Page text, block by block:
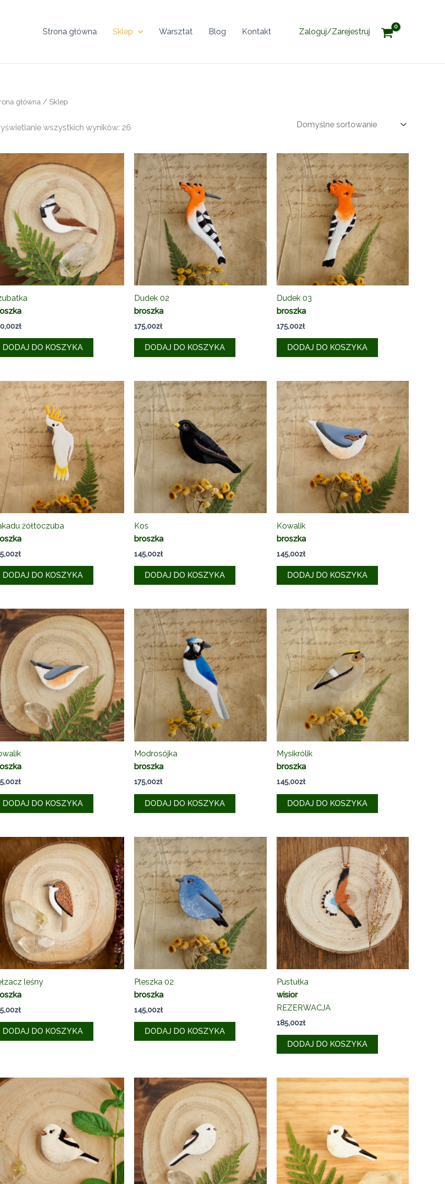
Strona główna Sklep Warsztat Blog Kontakt Zaloguj/Zarejestruj
główna / Sklep
wszystkich wyników: 26
zł
DODAJ DO KOSZYKA
Dudek 02
broszka
175,00zł
DODAJ DO KOSZYKA
Dudek 03
broszka
175,00zł
DODAJ DO KOSZYKA
żółtoczuba
zł
DODAJ DO KOSZYKA
Kos
broszka
145,00zł
DODAJ DO KOSZYKA
Kowalik
broszka
145,00zł
DODAJ DO KOSZYKA
zł
DODAJ DO KOSZYKA
Modrosójka
broszka
175,00zł
DODAJ DO KOSZYKA
Mysikrólik
broszka
145,00zł
DODAJ DO KOSZYKA
leśny
zł
DODAJ DO KOSZYKA
Pleszka 02
broszka
145,00zł
DODAJ DO KOSZYKA
Pustułka
wisior
REZERWACJA
185,00zł
DODAJ DO KOSZYKA